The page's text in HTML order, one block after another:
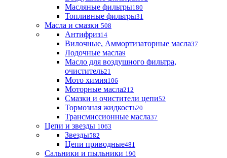
Масляные фильтры180
Топливные фильтры31
Масла и смазки 508
Антифриз14
Вилочные, Аммортизаторные масла37
Лодочные масла9
Масло для воздушного фильтра,
очиститель21
Мото химия106
Моторные масла212
Смазки и очистители цепи52
Тормозная жидкость20
Трансмиссионные масла37
Цепи и звезды 1063
Звезды582
Цепи приводные481
Сальники и пыльники 190